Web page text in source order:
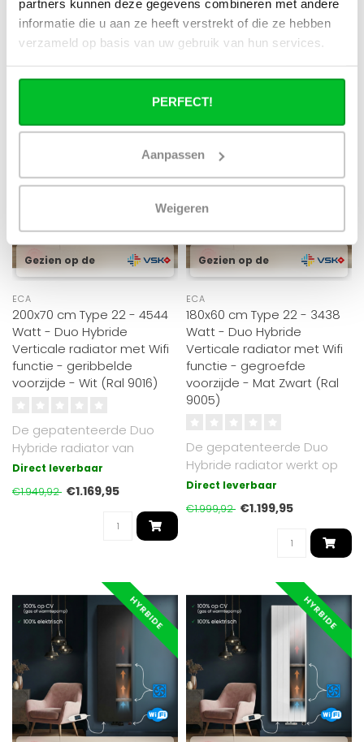
partners kunnen deze gegevens combineren met andere
informatie die u aan ze heeft verstrekt of die ze hebben
verzameld op basis van uw gebruik van hun services.
PERFECT!
Aanpassen
Weigeren
zowel op cv (gas..
€1.916,58
€1.149,95 zowel op cv (gas..
€1.916,58
€1.149,95
HYRBIDE
Gezien op de
ECA
200x70 cm Type 22 - 4544
Watt - Duo Hybride
Verticale radiator met Wifi
functie - geribbelde
voorzijde - Wit (Ral 9016)
De gepatenteerde Duo
Hybride radiator van
Radiator-Outlet werkt
zowel op cv (gas..
Direct leverbaar
€1.949,92 €1.169,95
HYRBIDE
Gezien op de
ECA
180x60 cm Type 22 - 3438
Watt - Duo Hybride
Verticale radiator met Wifi
functie - gegroefde
voorzijde - Mat Zwart (Ral
9005)
De gepatenteerde Duo
Hybride radiator werkt op
cv of elektrisch. Mat Zwart
RAL 9..
Direct leverbaar
€1.999,92 €1.199,95
HYRBIDE HYRBIDE